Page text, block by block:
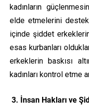
kadınların
elde etmelerini
içinde şiddet erkeklerin
esas kurbanları
erkeklerin baskısı
kadınları kontrol etme
3. İnsan Hakları ve